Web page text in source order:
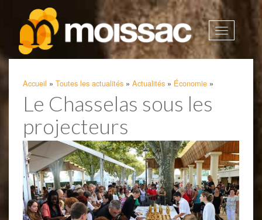
Afficher
Accueil » Toutes les actualités » Actualités » Économie »
Le Chasselas sous les
projecteurs